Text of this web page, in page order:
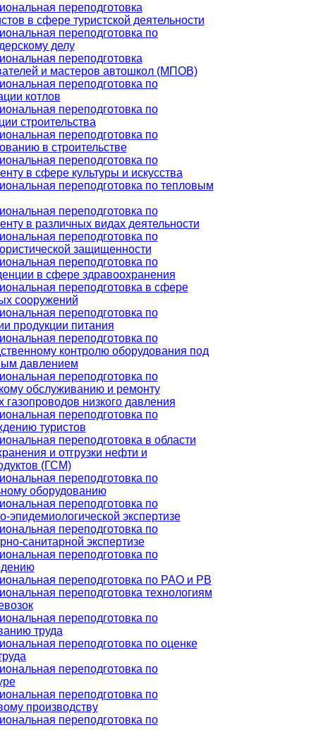
переподготовка
в сфере туристской деятельности
переподготовка по
делу
переподготовка
и мастеров автошкол (МПОВ)
переподготовка по
котлов
переподготовка по
строительства
переподготовка по
в строительстве
переподготовка по
в сфере культуры и искусства
переподготовка по тепловым
переподготовка по
в различных видах деятельности
переподготовка по
защищенности
переподготовка по
в сфере здравоохранения
переподготовка в сфере
сооружений
переподготовка по
продукции питания
переподготовка по
контролю оборудования под
давлением
переподготовка по
обслуживанию и ремонту
газопроводов низкого давления
переподготовка по
туристов
переподготовка в области
и отгрузки нефти и
(ГСМ)
переподготовка по
оборудованию
переподготовка по
эпидемиологической экспертизе
переподготовка по
санитарной экспертизе
переподготовка по
переподготовка по РАО и РВ
переподготовка технологиям
переподготовка по
труда
переподготовка по оценке
переподготовка по
переподготовка по
производству
переподготовка по